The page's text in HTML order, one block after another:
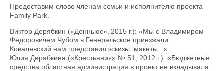
Предоставим слово членам семьи и исполнителю проекта
Family Park.
Виктор Дерябкин («Донньюс», 2015 г.): «Мы с Владимиром
Фёдоровичем Чубом в Генеральское приезжали.
Ковалевский нам представил эскизы, макеты...»
Юлия Дерябкина («Крестьянин» № 51, 2012 г.): «Бюджетные
средства областная администрация в проект не вкладывала.